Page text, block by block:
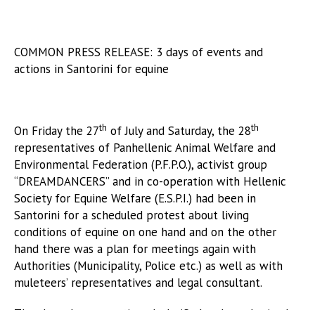
COMMON PRESS RELEASE: 3 days of events and
actions in Santorini for equine
On Friday the 27th of July and Saturday, the 28th
representatives of Panhellenic Animal Welfare and
Environmental Federation (P.F.P.O.), activist group
“DREAMDANCERS” and in co-operation with Hellenic
Society for Equine Welfare (E.S.P.I.) had been in
Santorini for a scheduled protest about living
conditions of equine on one hand and on the other
hand there was a plan for meetings again with
Authorities (Municipality, Police etc.) as well as with
muleteers’ representatives and legal consultant.